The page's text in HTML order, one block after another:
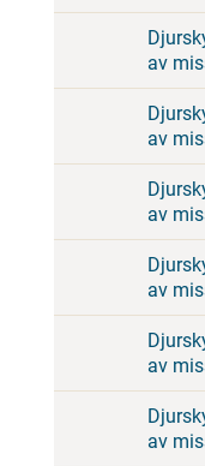
av
av
av
av
av
av